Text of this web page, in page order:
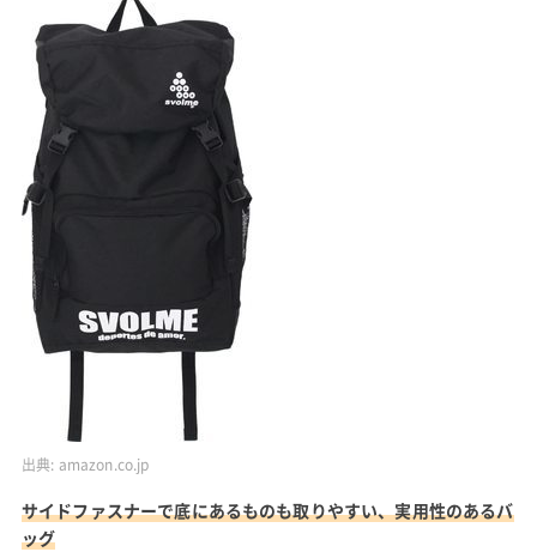
出典: amazon.co.jp
サイドファスナーで底にあるものも取りやすい、実用性のあるバ
ッグ